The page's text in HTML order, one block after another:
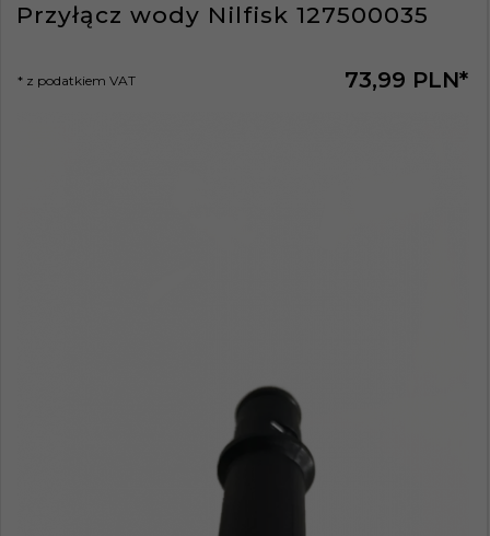
Przyłącz wody Nilfisk 127500035
73,99 PLN*
* z podatkiem VAT